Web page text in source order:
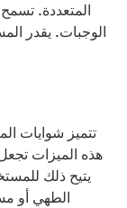
المتعددة.
الوجبات. يقدر
تتميز شوايات
هذه الميزات
الطهي أو